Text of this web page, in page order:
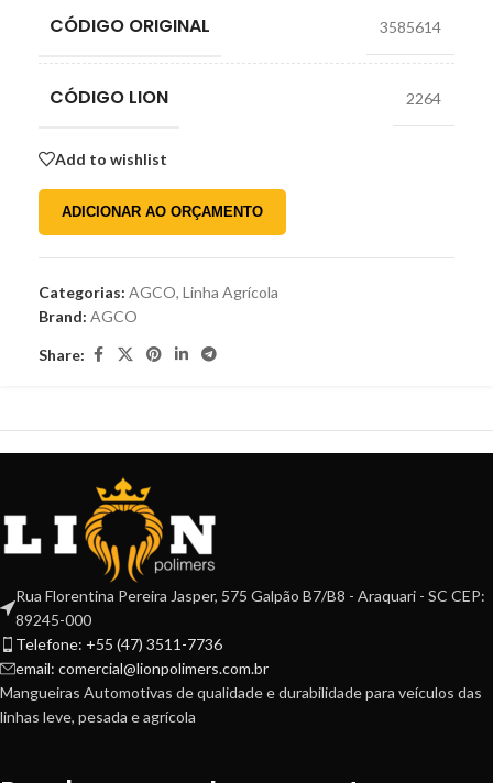
CÓDIGO ORIGINAL 3585614
CÓDIGO LION 2264
Add to wishlist
ADICIONAR AO ORÇAMENTO
Categorias: AGCO, Linha Agrícola
Brand: AGCO
Share:
Rua Florentina Pereira Jasper, 575 Galpão B7/B8 - Araquari - SC CEP:
89245-000
Telefone: +55 (47) 3511-7736
email: comercial@lionpolimers.com.br
Mangueiras Automotivas de qualidade e durabilidade para veículos das
linhas leve, pesada e agrícola